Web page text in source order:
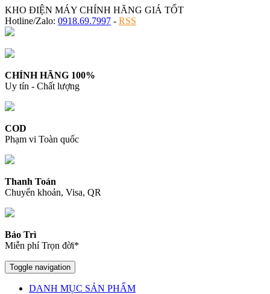
KHO ĐIỆN MÁY CHÍNH HÃNG GIÁ TỐT
Hotline/Zalo: 0918.69.7997 - RSS
CHÍNH HÃNG 100%
Uy tín - Chất lượng
COD
Phạm vi Toàn quốc
Thanh Toán
Chuyển khoản, Visa, QR
Bảo Trì
Miễn phí Trọn đời*
Toggle navigation
DANH MỤC SẢN PHẨM